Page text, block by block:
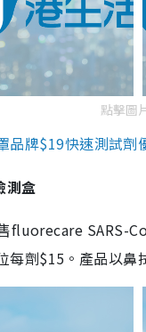
點擊圖
品牌$19快速測試
測盒
fluorecare SARS-
劑$15。產品以鼻